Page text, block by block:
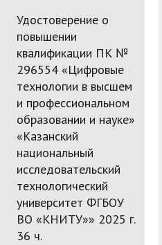
Удостоверение о
повышении
квалификации ПК №
296554 «Цифровые
технологии в высшем
и профессиональном
образовании и науке»
«Казанский
национальный
исследовательский
технологический
университет ФГБОУ
ВО «КНИТУ»» 2025 г.
36 ч.